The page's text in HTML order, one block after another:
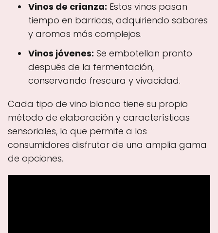
Vinos de crianza: Estos vinos pasan
tiempo en barricas, adquiriendo sabores
y aromas más complejos.
Vinos jóvenes: Se embotellan pronto
después de la fermentación,
conservando frescura y vivacidad.
Cada tipo de vino blanco tiene su propio
método de elaboración y características
sensoriales, lo que permite a los
consumidores disfrutar de una amplia gama
de opciones.